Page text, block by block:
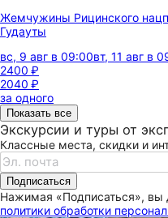
Жемчужины Рицинского
Гудауты
вс, 9 авг в 09:00вт, 11 авг в
2400 ₽
2040 ₽
за одного
Показать все
Экскурсии и туры от
Классные места, скидки и
Подписаться
Нажимая «Подписаться», вы
политики обработки